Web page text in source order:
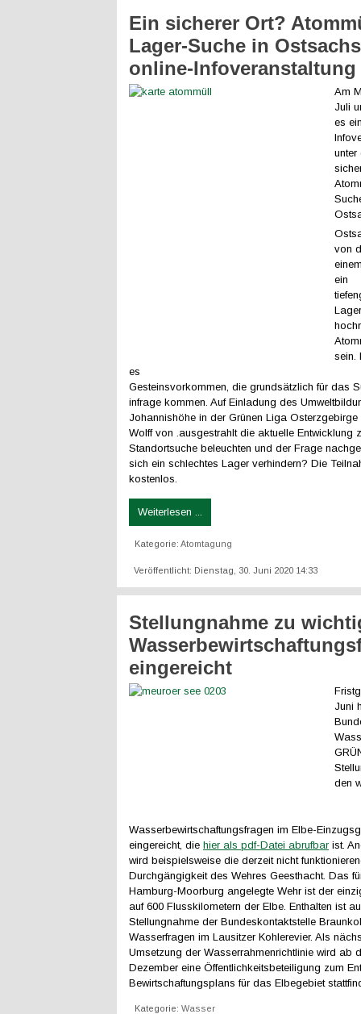
Ein sicherer Ort?
Lager-Suche in
online-Infoveranstaltung
Am
Juli
es
unter
von
ein
sein.
es
Gesteinsvorkommen, die grundsätzlich für das
infrage kommen. Auf Einladung des
Johannishöhe in der Grünen Liga Osterzgebirge
Wolff von .ausgestrahlt die aktuelle Entwicklung
Standortsuche beleuchten und der Frage
sich ein schlechtes Lager verhindern? Die
kostenlos.
Weiterlesen ...
Kategorie: Atomtagung
Veröffentlicht: Dienstag, 30. Juni 2020 14:33
Stellungnahme zu
eingereicht
Juni
den
Wasserbewirtschaftungsfragen im Elbe-
eingereicht, die hier als pdf-Datei abrufbar ist.
wird beispielsweise die derzeit nicht
Durchgängigkeit des Wehres Geesthacht. Das
Hamburg-Moorburg angelegte Wehr ist der
auf 600 Flusskilometern der Elbe. Enthalten ist
Stellungnahme der Bundeskontaktstelle
Wasserfragen im Lausitzer Kohlerevier. Als
Umsetzung der Wasserrahmenrichtlinie wird ab
Dezember eine Öffentlichkeitsbeteiligung zum
Bewirtschaftungsplans für das Elbegebiet
Kategorie: Wasser